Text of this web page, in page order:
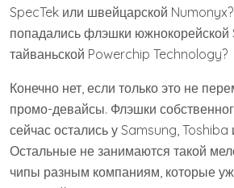
SpecTek или швейцарской
попадались флэшки южнокорейской
тайваньской Powerchip Technology?
Конечно нет, если только это не
промо-девайсы. Флэшки
сейчас остались у Samsung, Toshiba
Остальные не занимаются такой
чипы разным компаниям, которые